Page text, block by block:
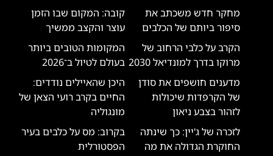
מחקר חדש משכתב את
סיפור ביותם של הכלבים
הקרב על כלבי הרחוב של
מרוקו בדרך למונדיאל 2030
מדענים חושפים את סודן
של הקרפדות שיכולות
לזהור בצבע ניאון
לזכרה של ג'יין: כך שינתה
החוקרת הגדולה את מה
קובה: המקום שבו הזמן
עוצר והקצב ממשיך
המקומות הטובים ביותר
בעולם לטיול ב־2026
היכן שהאיילים נודדים:
החיים בקרב רועי הצאן של
מונגוליה
בקרוב: מס על כלבים בעיר
הפסטורלית